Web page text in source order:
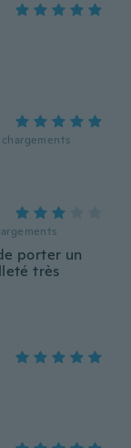
chargements
porter un
très